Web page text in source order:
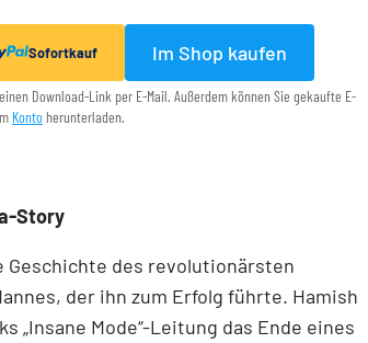
Sofortkauf Im Shop kaufen
Download-Link per E-Mail. Außerdem können Sie gekaufte E-
Konto herunterladen.
Story
Geschichte des revolutionärsten
der ihn zum Erfolg führte. Hamish
„Insane Mode“-Leitung das Ende eines